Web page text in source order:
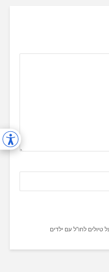
טיולים לחו"ל עם ילדים